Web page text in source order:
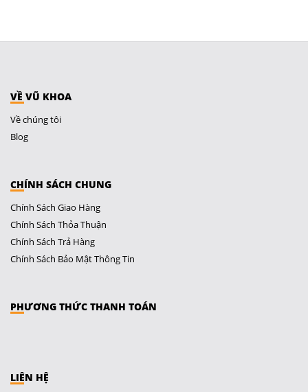
VỀ VŨ KHOA
Về chúng tôi
Blog
CHÍNH SÁCH CHUNG
Chính Sách Giao Hàng
Chính Sách Thỏa Thuận
Chính Sách Trả Hàng
Chính Sách Bảo Mật Thông Tin
PHƯƠNG THỨC THANH TOÁN
LIÊN HỆ